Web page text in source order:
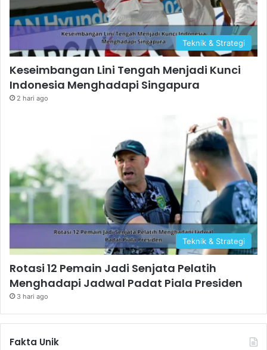
Teknik & Strategi
Keseimbangan Lini Tengah Menjadi Kunci
Indonesia Menghadapi Singapura
2 hari ago
Teknik & Strategi
Rotasi 12 Pemain Jadi Senjata Pelatih
Menghadapi Jadwal Padat Piala Presiden
3 hari ago
Fakta Unik